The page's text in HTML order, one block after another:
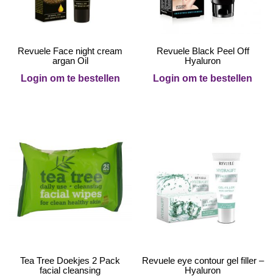
Revuele Face night cream
argan Oil
Login om te bestellen
Revuele Black Peel Off
Hyaluron
Login om te bestellen
Tea Tree Doekjes 2 Pack
facial cleansing
Revuele eye contour gel filler –
Hyaluron